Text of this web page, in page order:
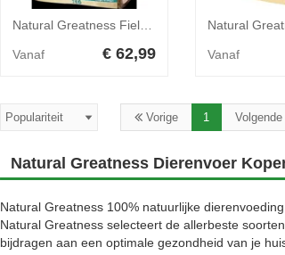
Natural Greatness Field & River Kat 6 kg
Vanaf € 62,99 Vanaf
Vorige 1 Volgende
Natural Greatness Dierenvoer
Natural Greatness 100% natuurlijke
Natural Greatness selecteert de allerbeste
bijdragen aan een optimale gezondheid van je